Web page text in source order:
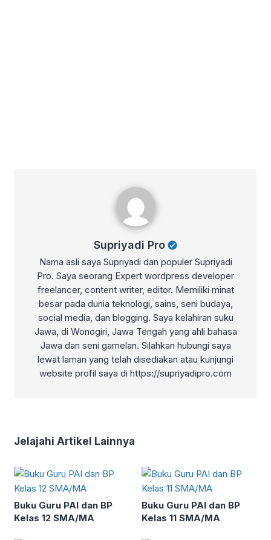
Supriyadi Pro
Nama asli saya Supriyadi dan populer Supriyadi
Pro. Saya seorang Expert wordpress developer
freelancer, content writer, editor. Memiliki minat
besar pada dunia teknologi, sains, seni budaya,
social media, dan blogging. Saya kelahiran suku
Jawa, di Wonogiri, Jawa Tengah yang ahli bahasa
Jawa dan seni gamelan. Silahkan hubungi saya
lewat laman yang telah disediakan atau kunjungi
website profil saya di https://supriyadipro.com
Jelajahi Artikel Lainnya
Buku Guru PAI dan BP
Kelas 12 SMA/MA
Buku Guru PAI dan BP
Kelas 11 SMA/MA